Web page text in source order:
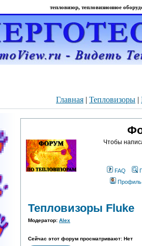
тепловизор, тепловизионное
Главная | Тепловизоры |
Чтобы
FAQ
Профиль
Тепловизоры Fluke
Модератор: Alex
Сейчас этот форум просматривают: Нет